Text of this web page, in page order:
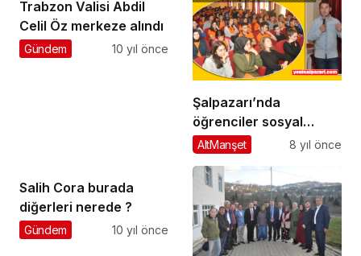
Trabzon Valisi Abdil
Celil Öz merkeze alındı
Gündem 10 yıl önce
Şalpazarı’nda
öğrenciler sosyal
medya kullanımı
AltManşet 8 yıl önce
Salih Cora burada
diğerleri nerede ?
Gündem 10 yıl önce